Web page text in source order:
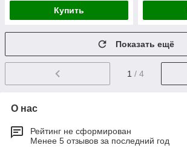
Купить
Показать ещё
1 / 4
О нас
Рейтинг не сформирован
Менее 5 отзывов за последний год